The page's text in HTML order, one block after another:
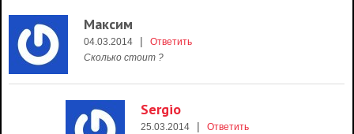
Максим
04.03.2014 |
Ответить
Сколько стоит ?
Sergio
25.03.2014 |
Ответить